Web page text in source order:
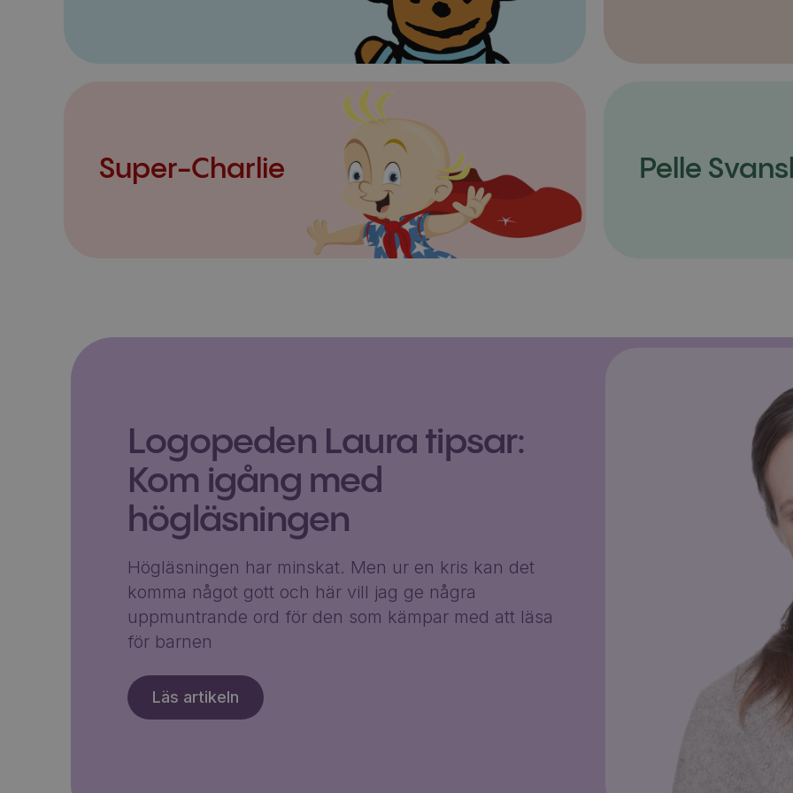
Super-Charlie Pelle
Logopeden Laura tipsar:
Kom igång med
högläsningen
Högläsningen har minskat. Men ur en kris kan det
komma något gott och här vill jag ge några
uppmuntrande ord för den som kämpar med att läsa
för barnen
Läs artikeln